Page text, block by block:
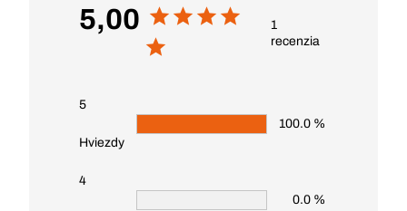
5,00
1
recenzia
5
Hviezdy
100.0 %
4
0.0 %